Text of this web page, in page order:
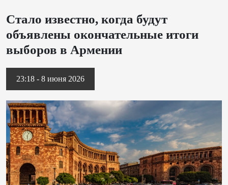
Стало известно, когда будут
объявлены окончательные итоги
выборов в Армении
23:18 - 8 июня 2026